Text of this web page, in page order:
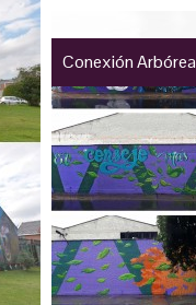
Conexión Arbórea